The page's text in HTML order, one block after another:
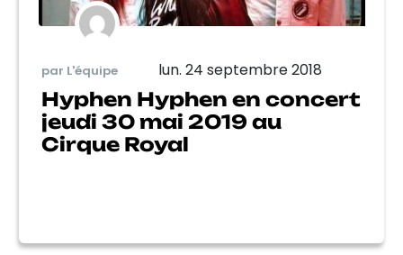
par L'équipe lun. 24 septembre 2018
Hyphen Hyphen en concert
jeudi 30 mai 2019 au
Cirque Royal